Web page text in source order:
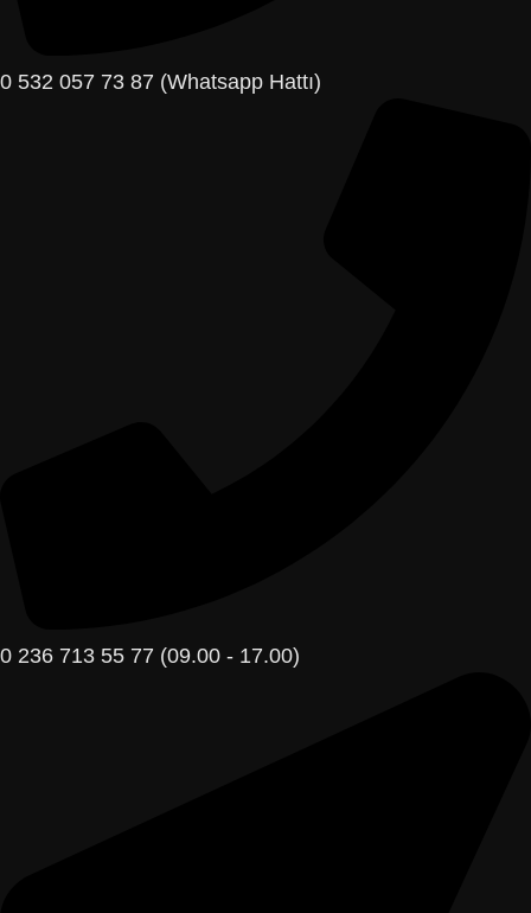
0 532 057 73 87 (Whatsapp Hattı)
0 236 713 55 77 (09.00 - 17.00)